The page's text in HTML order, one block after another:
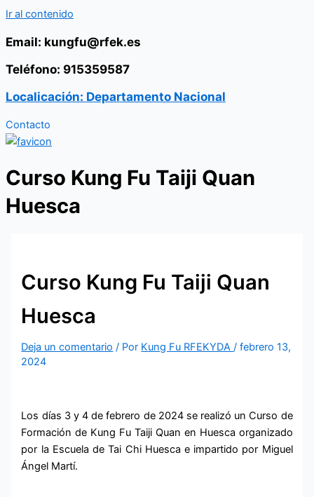
Ir al contenido
Email: kungfu@rfek.es
Teléfono: 915359587
Localicación: Departamento Nacional
Contacto
Curso Kung Fu Taiji Quan
Huesca
Curso Kung Fu Taiji Quan
Huesca
Deja un comentario / Por Kung Fu RFEKYDA/febrero 13,
2024
Los días 3 y 4 de febrero de 2024 se realizó un Curso de
Formación de Kung Fu Taiji Quan en Huesca organizado
por la Escuela de Tai Chi Huesca e impartido por Miguel
Ángel Martí.